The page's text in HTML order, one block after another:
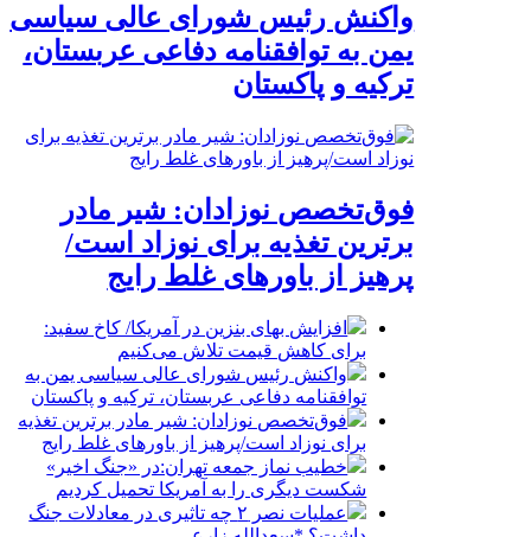
واکنش رئیس شورای عالی سیاسی
یمن به توافقنامه دفاعی عربستان،
ترکیه و پاکستان
فوق‌تخصص نوزادان: شیر مادر
برترین تغذیه برای نوزاد است/
پرهیز از باورهای غلط رایج
افزایش بهای بنزین در آمریکا/ کاخ سفید:
برای کاهش قیمت تلاش می‌کنیم
واکنش رئیس شورای عالی سیاسی یمن به
توافقنامه دفاعی عربستان، ترکیه و پاکستان
فوق‌تخصص نوزادان: شیر مادر برترین تغذیه
برای نوزاد است/پرهیز از باورهای غلط رایج
خطیب نماز جمعه تهران:در «جنگ اخیر»
شکست دیگری را به آمریکا تحمیل کردیم
عملیات نصر ۲ چه تاثیری در معادلات جنگ